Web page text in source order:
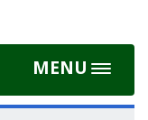
MENU
Toggle